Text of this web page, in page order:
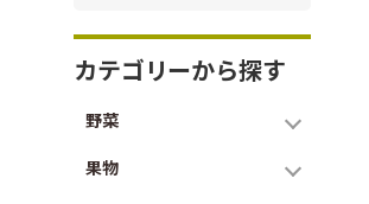
カテゴリーから探す
野菜
果物